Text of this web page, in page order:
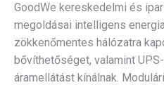
GoodWe kereskedelmi és
megoldásai intelligens
zökkenőmentes hálózatra
bővíthetőséget, valamint
áramellátást kínálnak.